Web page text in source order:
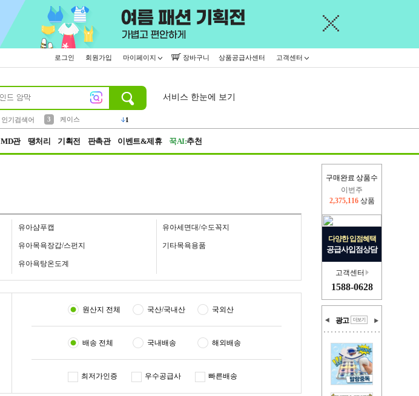
로그인 회원가입 마이페이지 장바구니 상품공급사센터 고객센터
인기검색어
4
파우치
3
서비스 한눈에 보기
MD관 땡처리 기획전 판촉관 이벤트&제휴 꾹AI:추천
구매완료 상품수
2,326,527
이번주
2,375,116 상품
다양한 입점혜택
공급사입점상담
고객센터
1588-0628
광고
유아샴푸캡 유아세면대/수도꼭지
유아목욕장갑/스펀지 기타목욕용품
유아욕탕온도계
원산지 전체 국산/국내산 국외산
배송 전체 국내배송 해외배송
최저가인증 우수공급사 빠른배송